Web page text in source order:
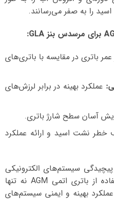
را به صفر می‌رسانند.
باتری در مقایسه با باتری‌های
عملکرد بهینه در برابر لرزش‌های
آسان سطح شارژ باتری.
نشت اسید و ارائه عملکرد
سیستم‌های الکترونیکی
خودروی مرسدس بنز GLA، استفاده از باتری اتمی AGM نه تنها
بهینه و ایمنی سیستم‌های